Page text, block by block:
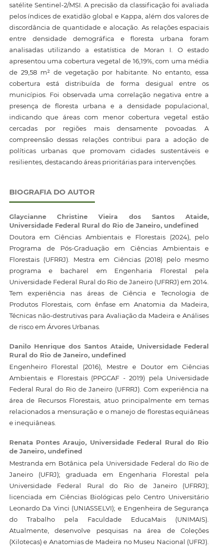
satélite Sentinel-2/MSI. A precisão da classificação foi avaliada
pelos índices de exatidão global e Kappa, além dos valores de
discordância de quantidade e alocação. As relações espaciais
entre densidade demográfica e floresta urbana foram
analisadas utilizando a estatística de Moran I. O estado
apresentou uma cobertura vegetal de 16,19%, com uma média
de 29,58 m² de vegetação por habitante. No entanto, essa
cobertura está distribuída de forma desigual entre os
municípios. Foi observada uma correlação negativa entre a
presença de floresta urbana e a densidade populacional,
indicando que áreas com menor cobertura vegetal estão
cercadas por regiões mais densamente povoadas. A
compreensão dessas relações contribui para a adoção de
políticas urbanas que promovam cidades sustentáveis e
resilientes, destacando áreas prioritárias para intervenções.
BIOGRAFIA DO AUTOR
Glaycianne Christine Vieira dos Santos Ataide,
Universidade Federal Rural do Rio de Janeiro, undefined
Doutora em Ciências Ambientais e Florestais (2024), pelo
Programa de Pós-Graduação em Ciências Ambientais e
Florestais (UFRRJ). Mestra em Ciências (2018) pelo mesmo
programa e bacharel em Engenharia Florestal pela
Universidade Federal Rural do Rio de Janeiro (UFRRJ) em 2014.
Tem experiência nas áreas de Ciência e Tecnologia de
Produtos Florestais, com ênfase em Anatomia da Madeira,
Técnicas não-destrutivas para Avaliação da Madeira e Análises
de risco em Árvores Urbanas.
Danilo Henrique dos Santos Ataide, Universidade Federal
Rural do Rio de Janeiro, undefined
Engenheiro Florestal (2016), Mestre e Doutor em Ciências
Ambientais e Florestais (PPGCAF - 2019) pela Universidade
Federal Rural do Rio de Janeiro (UFRRJ). Com experiência na
área de Recursos Florestais, atuo principalmente em temas
relacionados a mensuração e o manejo de florestas equiâneas
e inequiâneas.
Renata Pontes Araujo, Universidade Federal Rural do Rio
de Janeiro, undefined
Mestranda em Botânica pela Universidade Federal do Rio de
Janeiro (UFRJ); graduada em Engenharia Florestal pela
Universidade Federal Rural do Rio de Janeiro (UFRRJ);
licenciada em Ciências Biológicas pelo Centro Universitário
Leonardo Da Vinci (UNIASSELVI); e Engenheira de Segurança
do Trabalho pela Faculdade EducaMais (UNIMAIS).
Atualmente, desenvolve pesquisas na área de Coleções
(Xilotecas) e Anatomias de Madeira no Museu Nacional (UFRJ).